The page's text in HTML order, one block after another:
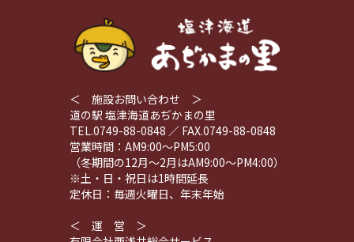
＜ 施設お問い合わせ ＞
道の駅 塩津海道あぢかまの里
TEL.0749-88-0848 ／ FAX.0749-88-0848
営業時間：AM9:00～PM5:00
（冬期間の12月～2月はAM9:00～PM4:00）
※土・日・祝日は1時間延長
定休日：毎週火曜日、年末年始
＜ 運 営 ＞